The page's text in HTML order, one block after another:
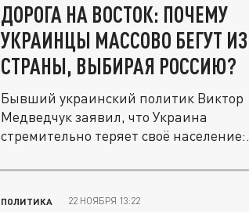
ДОРОГА НА ВОСТОК: ПОЧЕМУ
УКРАИНЦЫ МАССОВО БЕГУТ ИЗ
СТРАНЫ, ВЫБИРАЯ РОССИЮ?
Бывший украинский политик Виктор
Медведчук заявил, что Украина
стремительно теряет своё население:
ПОЛИТИКА 22 НОЯБРЯ 13:22